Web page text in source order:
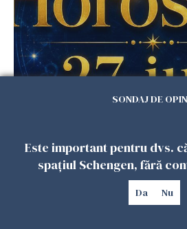
neașteptate pentru unele
26 IULIE 2026
SONDAJ DE
Este important pentru dvs.
spațiul Schengen, fără
Da Nu